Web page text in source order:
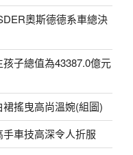
奧斯德德系車總決
子總值為43387.0億元
搖曳高尚溫婉(組圖)
車技高深令人折服